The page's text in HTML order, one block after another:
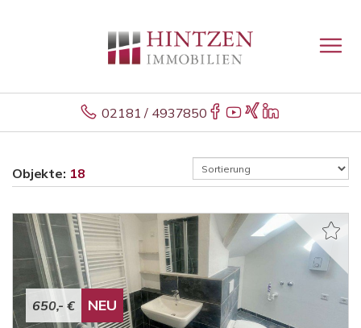
02181 / 4937850
Objekte: 18
650,- € NEU